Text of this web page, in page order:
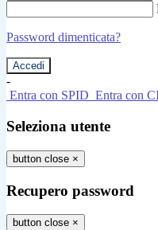
Password dimenticata?
-
Entra con SPID Entra con
Seleziona utente
button close ×
Recupero password
button close ×